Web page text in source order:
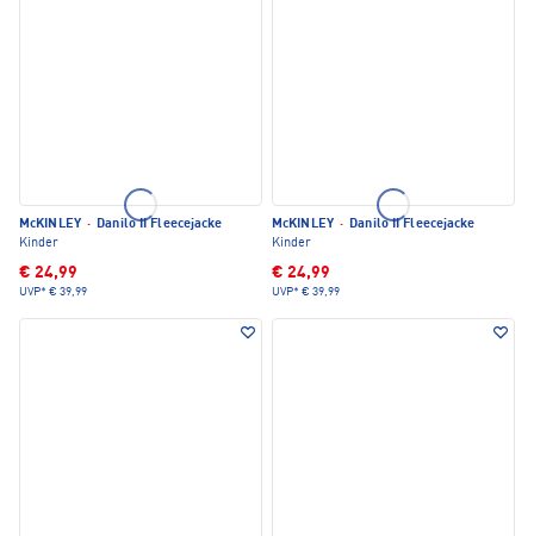
McKINLEY · Danilo II Fleecejacke
Kinder
€ 24,99
UVP* € 39,99
McKINLEY · Danilo II Fleecejacke
Kinder
€ 24,99
UVP* € 39,99